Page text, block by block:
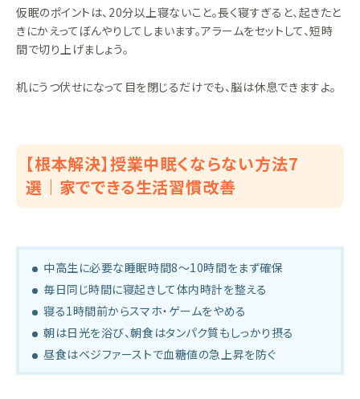
仮眠のポイントは、20分以上寝ないこと。長く寝すぎると、起きたと
きにかえってぼんやりしてしまいます。アラームをセットして、短時
間で切り上げましょう。
机にうつ伏せになって目を閉じるだけでも、脳は休息できますよ。
【根本解決】授業中眠くならない方法7
選｜家でできる生活習慣改善
中高生に必要な睡眠時間8〜10時間をまず確保
毎日同じ時間に寝起きして体内時計を整える
寝る1時間前からスマホ・ゲームをやめる
朝は日光を浴び、朝食はタンパク質もしっかり摂る
昼食はベジファーストで血糖値の急上昇を防ぐ